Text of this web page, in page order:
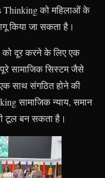
Thinking को महिलाओं के
किया जा सकता है।
को दूर करने के लिए एक
पूरे सामाजिक सिस्टम जैसे
साथ संगठित होने की
सामाजिक न्याय, समान
टूल बन सकता है।